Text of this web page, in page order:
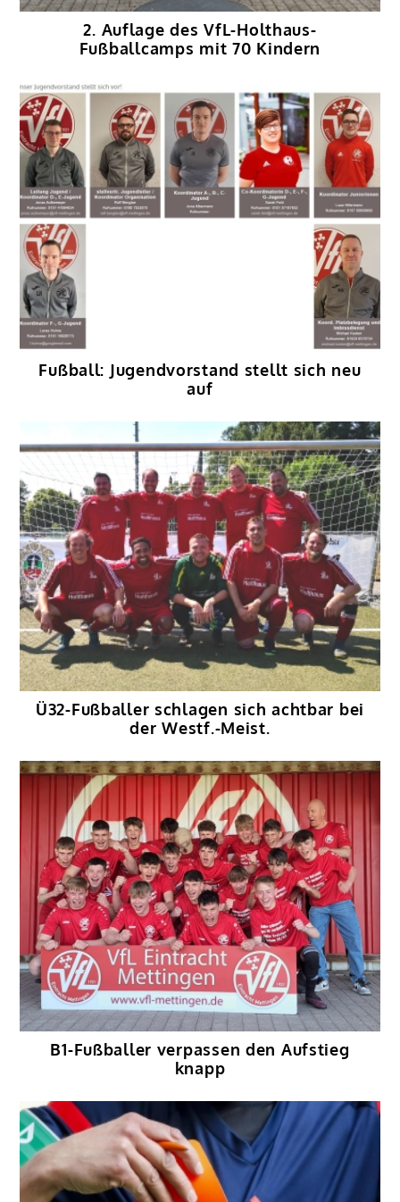
2. Auflage des VfL-Holthaus-
Fußballcamps mit 70 Kindern
Fußball: Jugendvorstand stellt sich neu
auf
Ü32-Fußballer schlagen sich achtbar bei
der Westf.-Meist.
B1-Fußballer verpassen den Aufstieg
knapp